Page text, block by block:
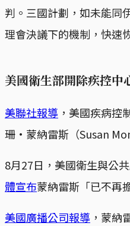
判。三國計劃，如未能同
理會決議下的機制，快速
美國衛生部開除疾控中
美聯社報導 ，美國疾病控
珊·蒙納雷斯（Susan
8月27日，美國衛生與公共
體宣布蒙納雷斯「已不再
美國廣播公司報導 ，蒙納